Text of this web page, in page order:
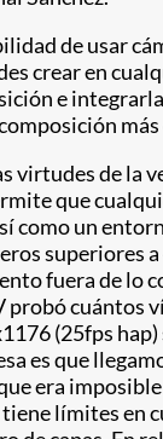
de usar
crear en
e
más
virtudes de la
que
como un
superiores a
fuera de lo
probó cuántos
(25fps hap)
es que
era
límites en